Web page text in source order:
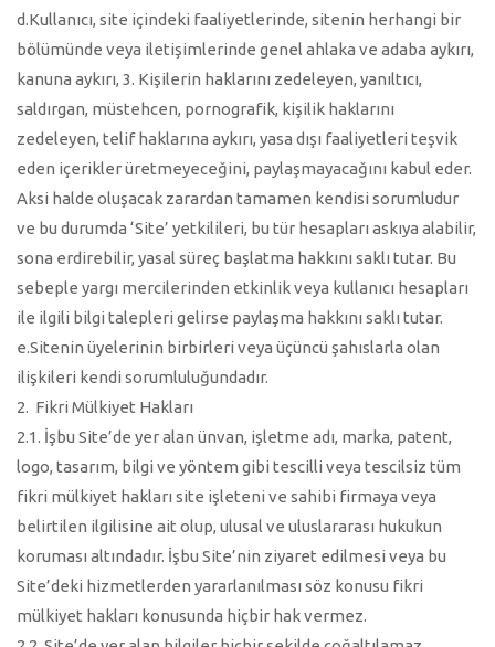
d.Kullanıcı, site içindeki faaliyetlerinde, sitenin herhangi bir
bölümünde veya iletişimlerinde genel ahlaka ve adaba aykırı,
kanuna aykırı, 3. Kişilerin haklarını zedeleyen, yanıltıcı,
saldırgan, müstehcen, pornografik, kişilik haklarını
zedeleyen, telif haklarına aykırı, yasa dışı faaliyetleri teşvik
eden içerikler üretmeyeceğini, paylaşmayacağını kabul eder.
Aksi halde oluşacak zarardan tamamen kendisi sorumludur
ve bu durumda ‘Site’ yetkilileri, bu tür hesapları askıya alabilir,
sona erdirebilir, yasal süreç başlatma hakkını saklı tutar. Bu
sebeple yargı mercilerinden etkinlik veya kullanıcı hesapları
ile ilgili bilgi talepleri gelirse paylaşma hakkını saklı tutar.
e.Sitenin üyelerinin birbirleri veya üçüncü şahıslarla olan
ilişkileri kendi sorumluluğundadır.
2. Fikri Mülkiyet Hakları
2.1. İşbu Site’de yer alan ünvan, işletme adı, marka, patent,
logo, tasarım, bilgi ve yöntem gibi tescilli veya tescilsiz tüm
fikri mülkiyet hakları site işleteni ve sahibi firmaya veya
belirtilen ilgilisine ait olup, ulusal ve uluslararası hukukun
koruması altındadır. İşbu Site’nin ziyaret edilmesi veya bu
Site’deki hizmetlerden yararlanılması söz konusu fikri
mülkiyet hakları konusunda hiçbir hak vermez.